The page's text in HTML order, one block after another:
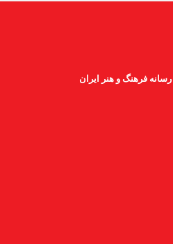
رسانه فرهنگ و هنر ایران